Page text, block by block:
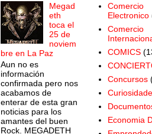
Megad
eth
toca el
25 de
noviem
bre en La Paz
Aun no es
información
confirmada pero nos
acabamos de
enterar de esta gran
noticias para los
amantes del buen
Rock. MEGADETH
Comercio
Electronico
Comercio
COMICS
Concursos
Economia